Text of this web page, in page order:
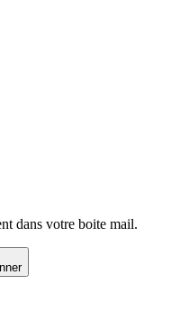
dans votre boite mail.